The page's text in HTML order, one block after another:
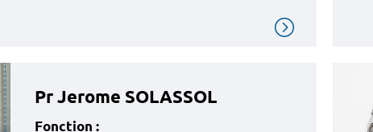
Pr Jerome SOLASSOL
Fonction :